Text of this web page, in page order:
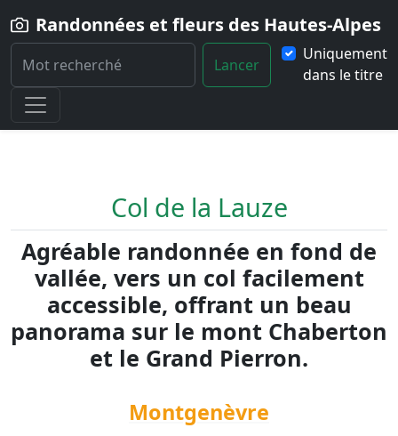
Randonnées et fleurs des Hautes-Alpes
Lancer
Uniquement
dans le titre
Home
Randonnée Col-de-la-Lauze
Col de la Lauze
Agréable randonnée en fond de
vallée, vers un col facilement
accessible, offrant un beau
panorama sur le mont Chaberton
et le Grand Pierron.
Montgenèvre